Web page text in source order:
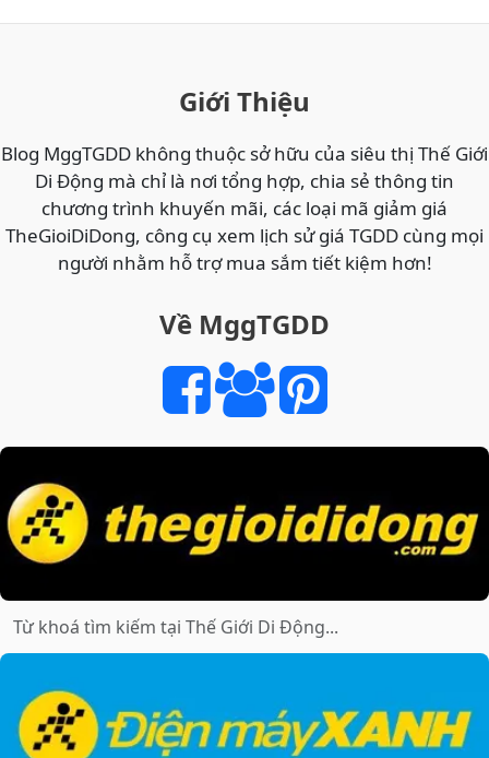
GIẢI
KIỆM
CHO
ĐÌNH
Giới Thiệu
Blog MggTGDD không thuộc sở hữu của siêu thị Thế Giới
Di Động mà chỉ là nơi tổng hợp, chia sẻ thông tin
chương trình khuyến mãi, các loại mã giảm giá
TheGioiDiDong, công cụ xem lịch sử giá TGDD cùng mọi
người nhằm hỗ trợ mua sắm tiết kiệm hơn!
Về MggTGDD